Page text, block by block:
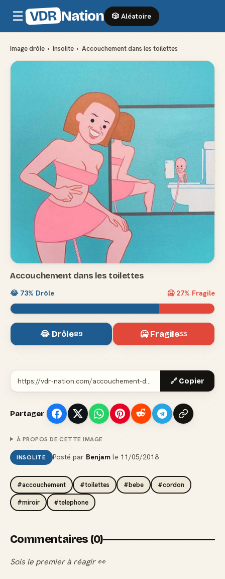
☰ VDR Nation 🎲 Aléatoire
Image drôle › Insolite › Accouchement dans les toilettes
Accouchement dans les toilettes
😂 73% Drôle 🥶 27% Fragile
😂 Drôle89 🥶 Fragile33
🔗 Copier
Partager
À PROPOS DE CETTE IMAGE
INSOLITE Posté par Benjamle 11/05/2018
#accouchement #toilettes #bebe #cordon
#miroir #telephone
Commentaires (0)
Sois le premier à réagir 👀